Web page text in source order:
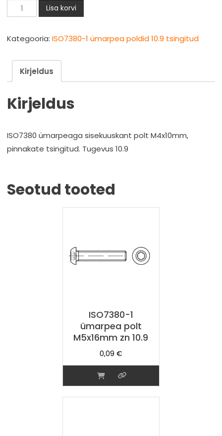
ISO7380-
1
M4x10mm
kogus
Lisa korvi
Kategooria:ISO7380-1 ümarpea poldid 10.9 tsingitud
Kirjeldus
Kirjeldus
ISO7380 ümarpeaga sisekuuskant polt M4x10mm,
pinnakate tsingitud. Tugevus 10.9
Seotud tooted
ISO7380-1
ümarpea polt
M5x16mm zn 10.9
0,09 €